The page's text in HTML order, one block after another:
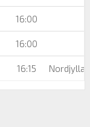
16:00
16:00
16:15